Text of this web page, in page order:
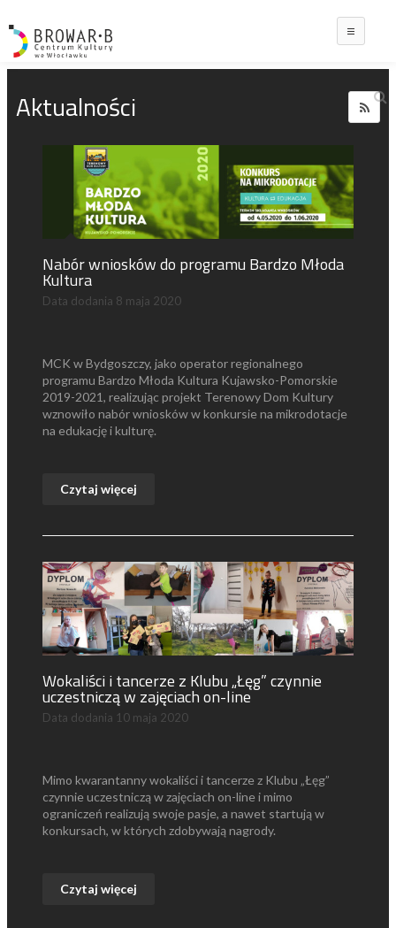
Aktualności
Nabór wniosków do programu Bardzo Młoda
Kultura
Data dodania 8 maja 2020
MCK w Bydgoszczy, jako operator regionalnego
programu Bardzo Młoda Kultura Kujawsko-Pomorskie
2019-2021, realizując projekt Terenowy Dom Kultury
wznowiło nabór wniosków w konkursie na mikrodotacje
na edukację i kulturę.
Czytaj więcej
Wokaliści i tancerze z Klubu „Łęg” czynnie
uczestniczą w zajęciach on-line
Data dodania 10 maja 2020
Mimo kwarantanny wokaliści i tancerze z Klubu „Łęg”
czynnie uczestniczą w zajęciach on-line i mimo
ograniczeń realizują swoje pasje, a nawet startują w
konkursach, w których zdobywają nagrody.
Czytaj więcej